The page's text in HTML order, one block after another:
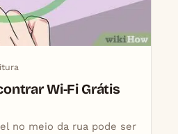
Wi‑Fi Grátis
no meio da rua pode ser